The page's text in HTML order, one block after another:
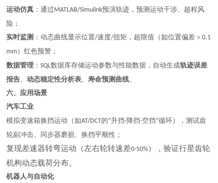
运动仿真 ：通过 MATLAB/Simulink预演轨迹，预测运动干涉、超程风
险；
实时监测 ：动态曲线显示位置/速度/扭矩，超限值（如位置偏差＞0.1
mm）红色预警；
数据管理 ：SQL数据库存储运动参数与性能数据，自动生成轨迹误差
报告 、动态稳定性分析表 、寿命预测曲线。
六、应用场景
汽车工业
模拟变速箱换挡运动（如AT/DCT的“升挡-降挡-空挡”循环），测试齿
轮副冲击、同步器磨损、换挡平顺性；
复现差速器转弯运动（左右轮转速差0-50%），验证行星齿轮
机构动态载荷分布。
机器人与自动化